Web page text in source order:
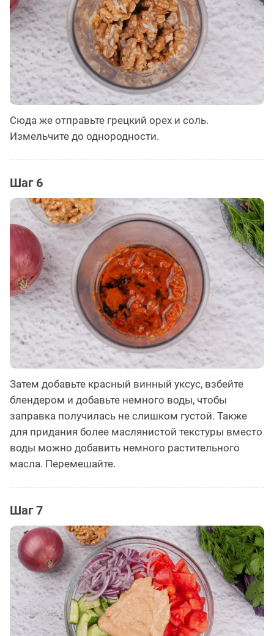
Сюда же отправьте грецкий орех и соль.
Измельчите до однородности.
Шаг 6
Затем добавьте красный винный уксус, взбейте
блендером и добавьте немного воды, чтобы
заправка получилась не слишком густой. Также
для придания более маслянистой текстуры вместо
воды можно добавить немного растительного
масла. Перемешайте.
Шаг 7